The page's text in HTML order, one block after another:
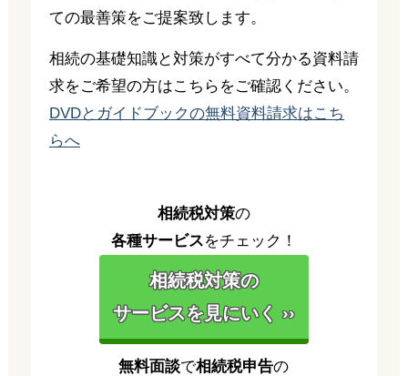
ての最善策をご提案致します。
相続の基礎知識と対策がすべて分かる資料請
求をご希望の方はこちらをご確認ください。
DVDとガイドブックの無料資料請求はこち
らへ
相続税対策の
各種サービスをチェック！
相続税対策の
サービスを見にいく ››
無料面談で相続税申告の